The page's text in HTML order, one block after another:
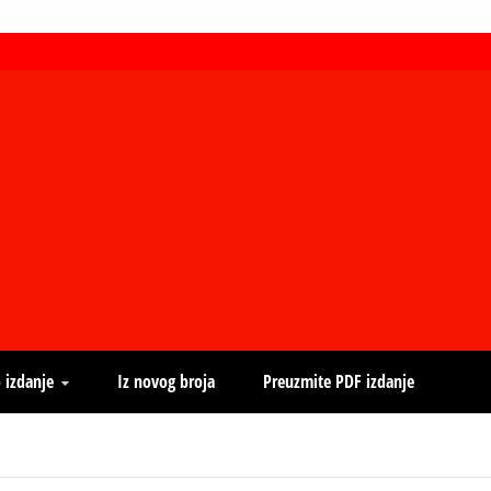
izdanje Iz novog broja Preuzmite PDF izdanje